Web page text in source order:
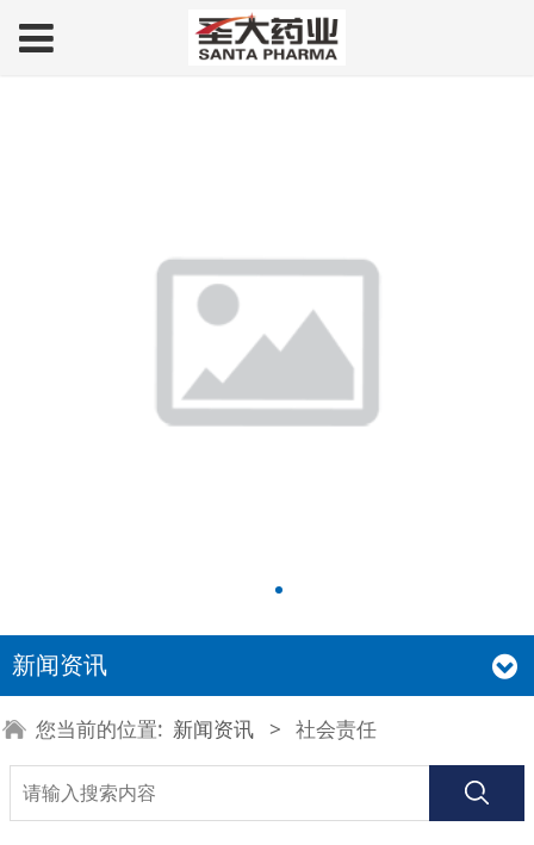
新闻资讯
您当前的位置: 新闻资讯 > 社会责任